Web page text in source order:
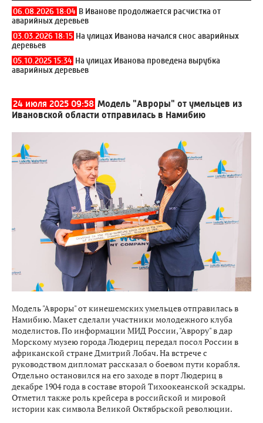
06.08.2026 18:04 В Иванове продолжается расчистка от
аварийных деревьев
03.03.2026 18:15 На улицах Иванова начался снос аварийных
деревьев
05.10.2025 15:34 На улицах Иванова проведена вырубка
аварийных деревьев
24 июля 2025 09:58 Модель "Авроры" от умельцев из
Ивановской области отправилась в Намибию
Модель "Авроры" от кинешемских умельцев отправилась в
Намибию. Макет сделали участники молодежного клуба
моделистов. По информации МИД России, "Аврору" в дар
Морскому музею города Людериц передал посол России в
африканской стране Дмитрий Лобач. На встрече с
руководством дипломат рассказал о боевом пути корабля.
Отдельно остановился на его заходе в порт Людериц в
декабре 1904 года в составе второй Тихоокеанской эскадры.
Отметил также роль крейсера в российской и мировой
истории как символа Великой Октябрьской революции.